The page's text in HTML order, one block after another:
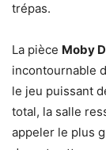
trépas.
La pièce Moby
incontournable
le jeu puissant
total, la salle
appeler le plus